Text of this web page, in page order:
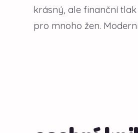
krásný, ale finanční
pro mnoho žen.